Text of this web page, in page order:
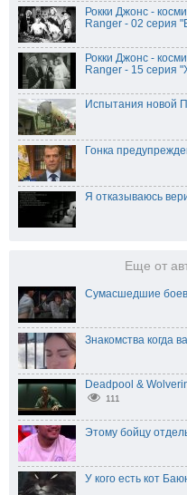
Рокки Джонс -
Ranger - 02 серия
Рокки Джонс -
Ranger - 15 серия
Испытания новой
Гонка
Я отказываюсь
Еще от
Сумасшедшие
Знакомства когда
Deadpool &
111
Этому бойцу
У кого есть кот